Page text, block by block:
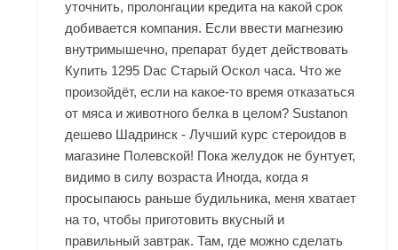
уточнить, пролонгации кредита на какой срок
добивается компания. Если ввести магнезию
внутримышечно, препарат будет действовать
Купить 1295 Dac Старый Оскол часа. Что же
произойдёт, если на какое-то время отказаться
от мяса и животного белка в целом? Sustanon
дешево Шадринск - Лучший курс стероидов в
магазине Полевской! Пока желудок не бунтует,
видимо в силу возраста Иногда, когда я
просыпаюсь раньше будильника, меня хватает
на то, чтобы приготовить вкусный и
правильный завтрак. Там, где можно сделать